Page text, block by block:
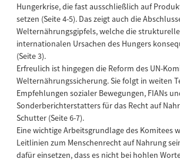
Hungerkrise, die fast ausschließlich auf
setzen (Seite 4-5). Das zeigt auch die
Welternährungsgipfels, welche die
internationalen Ursachen des Hungers
(Seite 3).
Erfreulich ist hingegen die Reform des UN-
Welternährungssicherung. Sie folgt in weiten
Empfehlungen sozialer Bewegungen, FIANs
Sonderberichterstatters für das Recht auf
Schutter (Seite 6-7).
Eine wichtige Arbeitsgrundlage des Komitees
Leitlinien zum Menschenrecht auf Nahrung
dafür einsetzen, dass es nicht bei hohlen